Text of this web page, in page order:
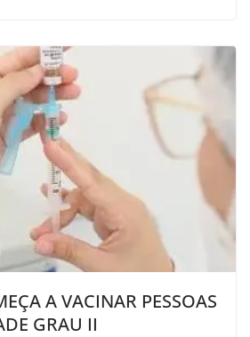
A VACINAR PESSOAS
GRAU II